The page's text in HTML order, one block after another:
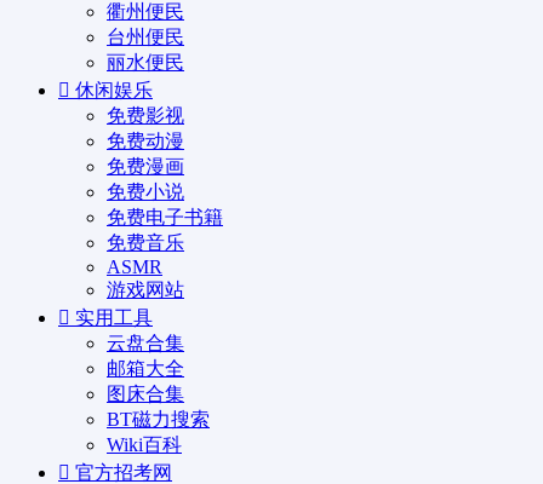
衢州便民
台州便民
丽水便民
休闲娱乐
免费影视
免费动漫
免费漫画
免费小说
免费电子书籍
免费音乐
ASMR
游戏网站
实用工具
云盘合集
邮箱大全
图床合集
BT磁力搜索
Wiki百科
官方招考网